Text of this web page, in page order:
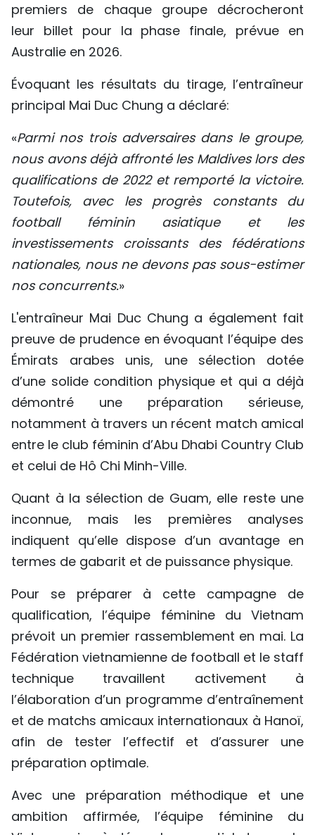
premiers de chaque groupe décrocheront
leur billet pour la phase finale, prévue en
Australie en 2026.
Évoquant les résultats du tirage, l’entraîneur
principal Mai Duc Chung a déclaré:
«Parmi nos trois adversaires dans le groupe,
nous avons déjà affronté les Maldives lors des
qualifications de 2022 et remporté la victoire.
Toutefois, avec les progrès constants du
football féminin asiatique et les
investissements croissants des fédérations
nationales, nous ne devons pas sous-estimer
nos concurrents.»
L'entraîneur Mai Duc Chung a également fait
preuve de prudence en évoquant l’équipe des
Émirats arabes unis, une sélection dotée
d’une solide condition physique et qui a déjà
démontré une préparation sérieuse,
notamment à travers un récent match amical
entre le club féminin d’Abu Dhabi Country Club
et celui de Hô Chi Minh-Ville.
Quant à la sélection de Guam, elle reste une
inconnue, mais les premières analyses
indiquent qu’elle dispose d’un avantage en
termes de gabarit et de puissance physique.
Pour se préparer à cette campagne de
qualification, l’équipe féminine du Vietnam
prévoit un premier rassemblement en mai. La
Fédération vietnamienne de football et le staff
technique travaillent activement à
l’élaboration d’un programme d’entraînement
et de matchs amicaux internationaux à Hanoï,
afin de tester l’effectif et d’assurer une
préparation optimale.
Avec une préparation méthodique et une
ambition affirmée, l’équipe féminine du